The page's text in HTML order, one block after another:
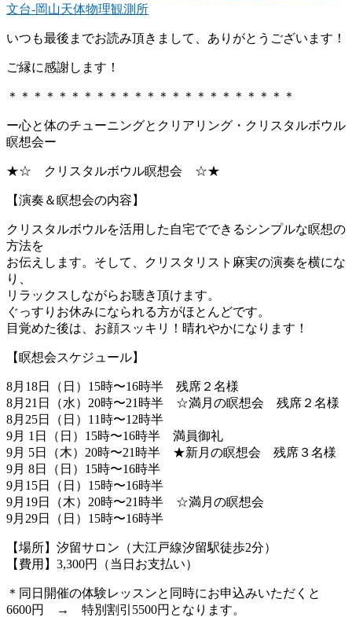
文台-岡山天体物理観測所
いつも最後までお読み頂きまして、ありがとうございます！
ご縁に感謝します！
＊＊＊＊＊＊＊＊＊＊＊＊＊＊＊＊＊＊＊＊＊＊＊
ー心と体のチューニングとクリアリング・クリスタルボウル
瞑想会ー
★☆ クリスタルボウル瞑想会 ☆★
【演奏＆瞑想会の内容】
クリスタルボウルを活用した自宅でできるシンプルな瞑想の
方法を
お伝えします。そして、クリスタリスト麻実の演奏を横にな
り、
リラックスしながらお聴き頂けます。
ぐっすりお休みになられる方がほとんどです。
目覚めた後は、お顔スッキリ！晴れやかになります！
【瞑想会スケジュール】
8月18日（日）15時〜16時半 残席２名様
8月21日（水）20時〜21時半 ☆満月の瞑想会 残席２名様
8月25日（日）11時〜12時半
9月 1日（日）15時〜16時半 満員御礼
9月 5日（木）20時〜21時半 ★新月の瞑想会 残席３名様
9月 8日（日）15時〜16時半
9月15日（日）15時〜16時半
9月19日（木）20時〜21時半 ☆満月の瞑想会
9月29日（日）15時〜16時半
【場所】汐留サロン（大江戸線汐留駅徒歩2分）
【費用】3,300円（当日お支払い）
＊同日開催の体験レッスンと同時にお申込みいただくと
6600円 → 特別割引5500円となります。